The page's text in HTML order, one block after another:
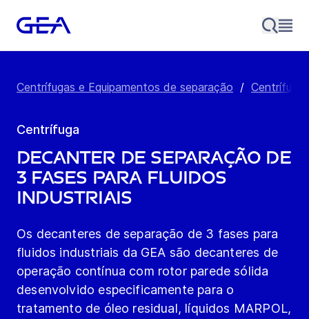
Centrífugas e Equipamentos de separação /
Centrífuga
Decanter de separação de
3 fases para fluidos
industriais
Os decanteres de separação de 3 fases para
fluidos industriais da GEA são decanteres de
operação contínua com rotor parede sólida
desenvolvido especificamente para o
tratamento de óleo residual, líquidos MARPOL,